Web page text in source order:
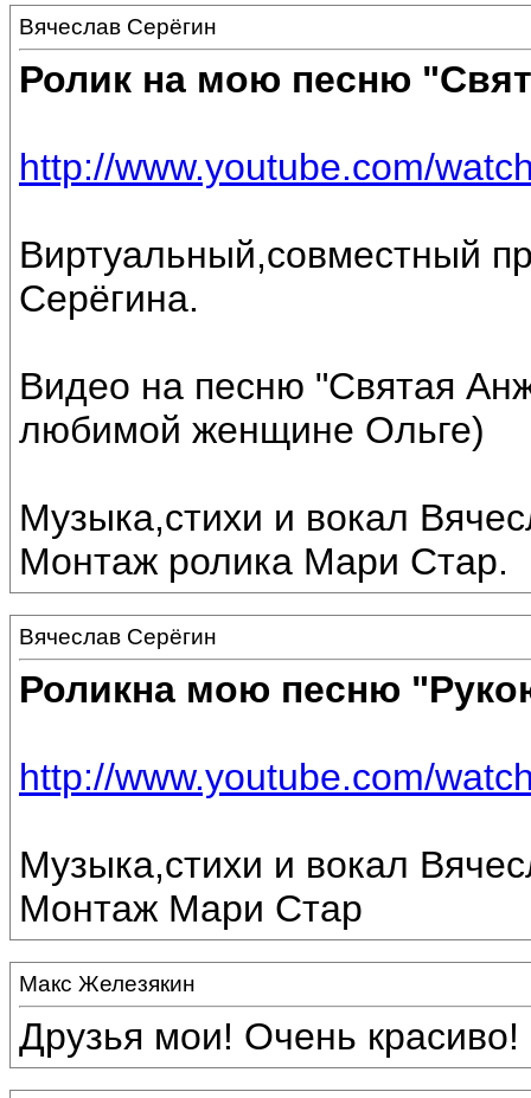
Вячеслав Серёгин
Ролик на мою песню
http://www.youtube.com/
Виртуальный,совместный
Серёгина.
Видео на песню "Святая
любимой женщине Ольге)
Музыка,стихи и вокал
Монтаж ролика Мари Стар.
Вячеслав Серёгин
Роликна мою песню
http://www.youtube.com/
Музыка,стихи и вокал
Монтаж Мари Стар
Макс Железякин
Друзья мои! Очень